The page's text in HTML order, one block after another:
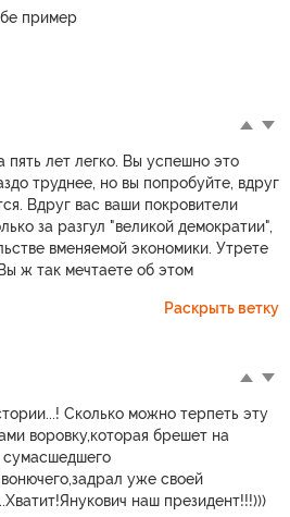
пример
пять лет легко. Вы успешно это
труднее, но вы попробуйте, вдруг
Вдруг вас ваши покровители
за разгул "великой демократии",
вменяемой экономики. Утрете
ж так мечтаете об этом
Раскрыть ветку
Сколько можно терпеть эту
воровку,которая брешет на
сумасшедшего
уже своей
наш президент!!!)))